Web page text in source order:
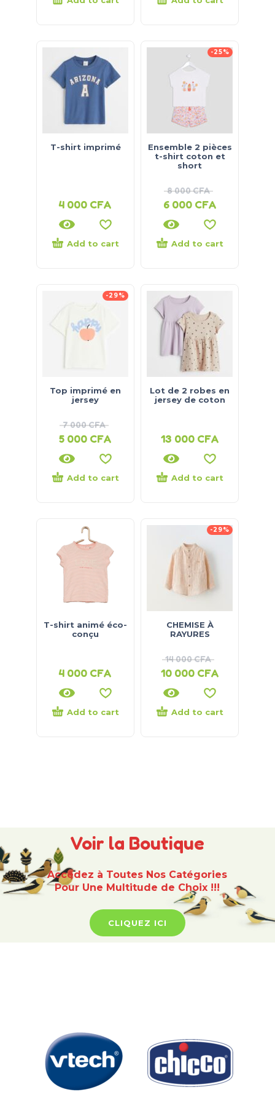
T-shirt imprimé
4 000 CFA
Add to cart
-25%
Ensemble 2 pièces
t-shirt coton et
short
8 000CFA
6 000 CFA
Add to cart
-29%
Top imprimé en
jersey
7 000CFA
5 000 CFA
Add to cart
Lot de 2 robes en
jersey de coton
13 000 CFA
Add to cart
T-shirt animé éco-
conçu
4 000 CFA
Add to cart
-29%
CHEMISE À
RAYURES
14 000CFA
10 000 CFA
Add to cart
Voir la Boutique
Accédez à Toutes Nos Catégories
Pour Une Multitude de Choix !!!
CLIQUEZ ICI